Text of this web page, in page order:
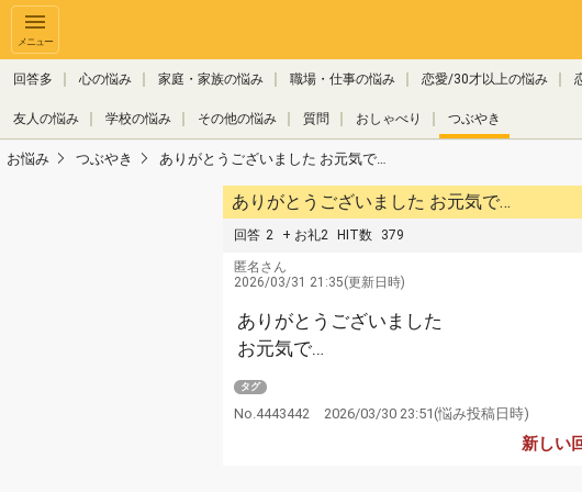
メニュー
回答多 心の悩み 家庭・家族の悩み 職場・仕事の悩み 恋愛/30才以上の悩み
友人の悩み 学校の悩み その他の悩み 質問 おしゃべり つぶやき
お悩み つぶやき ありがとうございました お元気で…
ありがとうございました お元気で…
回答 2 + お礼2 HIT数 379
匿名さん
2026/03/31 21:35(更新日時)
ありがとうございました
お元気で…
タグ
No.4443442 2026/03/30 23:51 (悩み投稿日時)
新しい